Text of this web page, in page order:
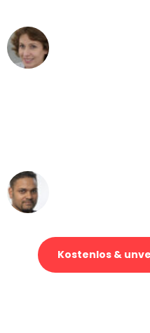
Kostenlos &